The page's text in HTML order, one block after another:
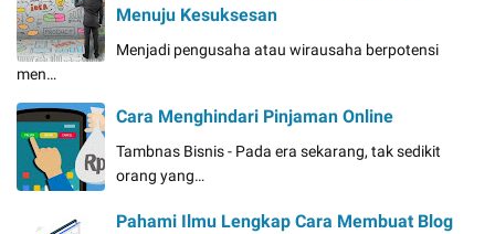
Menuju Kesuksesan
Menjadi pengusaha atau wirausaha berpotensi
men…
Cara Menghindari Pinjaman Online
Tambnas Bisnis - Pada era sekarang, tak sedikit
orang yang…
Pahami Ilmu Lengkap Cara Membuat Blog